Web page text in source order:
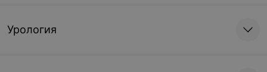
Урология